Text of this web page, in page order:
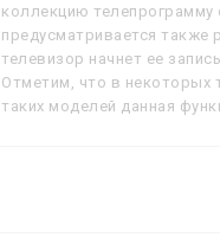
коллекцию телепрограмму
предусматривается также
телевизор начнет ее
Отметим, что в некоторых
таких моделей данная